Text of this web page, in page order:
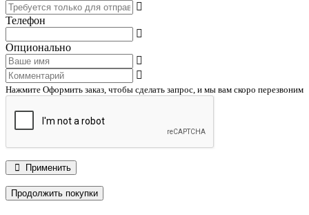
Телефон
Опционально
Нажмите Оформить заказ, чтобы сделать запрос, и мы вам скоро перезвоним
Применить
Продолжить покупки